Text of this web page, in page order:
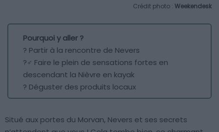
Crédit photo : Weekendesk
Pourquoi y aller ?
? Partir à la rencontre de Nevers
?‍♂️ Faire le plein de sensations fortes en
descendant la Nièvre en kayak
? Déguster des produits locaux
Situé aux portes du Morvan, Nevers et ses secrets